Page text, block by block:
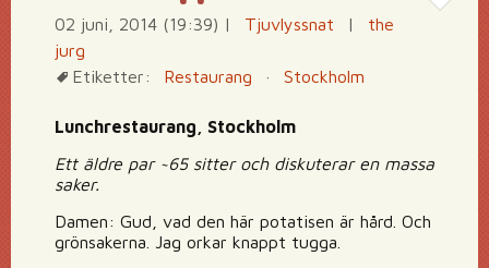
02 juni, 2014 (19:39) | Tjuvlyssnat |
the
jurg
Etiketter:
Restaurang · Stockholm
Lunchrestaurang, Stockholm
Ett äldre par ~65 sitter och diskuterar en massa
saker.
Damen: Gud, vad den här potatisen är hård. Och
grönsakerna. Jag orkar knappt tugga.